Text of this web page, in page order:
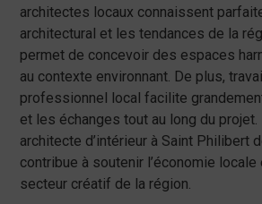
architectes locaux connaissent
architectural et les tendances de la
permet de concevoir des espaces
au contexte environnant. De plus,
professionnel local facilite
et les échanges tout au long du projet.
architecte d’intérieur à Saint Philibert
contribue à soutenir l’économie
secteur créatif de la région.